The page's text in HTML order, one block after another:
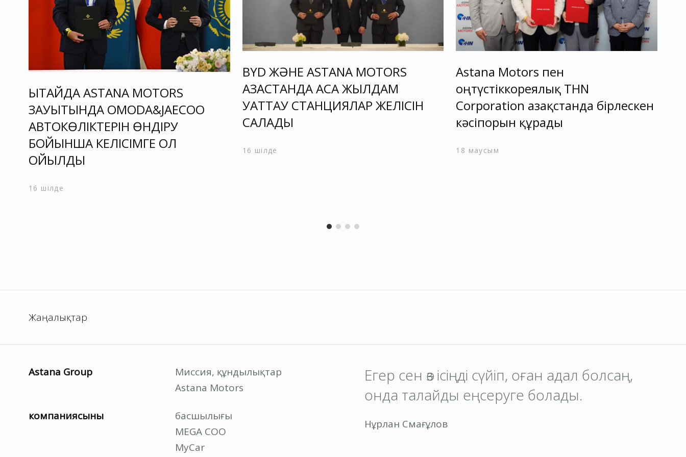
ҚЫТАЙДА ASTANA MOTORS
ЗАУЫТЫНДА OMODA&JAECOO
АВТОКӨЛІКТЕРІН ӨНДІРУ
БОЙЫНША КЕЛІСІМГЕ ҚОЛ
ҚОЙЫЛДЫ
16 шілде
BYD ЖӘНЕ ASTANA MOTORS
ҚАЗАҚСТАНДА АСА ЖЫЛДАМ
ҚУАТТАУ СТАНЦИЯЛАР ЖЕЛІСІН
САЛАДЫ
16 шілде
Astana Motors пен
оңтүстіккореялық THN
Corporation Қазақстанда бірлескен
кәсіпорын құрады
18 маусым
Жаңалықтар
Astana Group
Миссия, құндылықтар
Astana Motors
компаниясының
басшылығы
MEGA СОО
MyCar
Егер сен өз ісіңді сүйіп, оған адал болсаң,
онда талайды еңсеруге болады.
Нұрлан Смағұлов